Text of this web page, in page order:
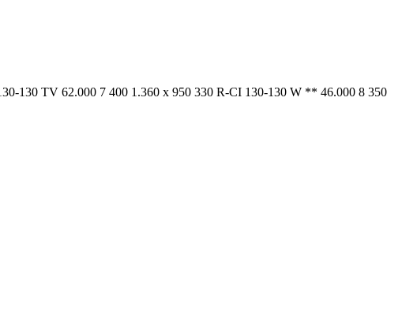
130 TV 62.000 7 400 1.360 x 950 330 R-CI 130-130 W ** 46.000 8 350